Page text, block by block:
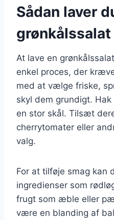
Sådan laver
At lave en
enkel proces, der
med at vælge friske,
skyl dem grundigt.
en stor skål. Tilsæt
cherrytomater eller
valg.
For at tilføje smag kan
ingredienser som
frugt som æble eller
være en blanding af